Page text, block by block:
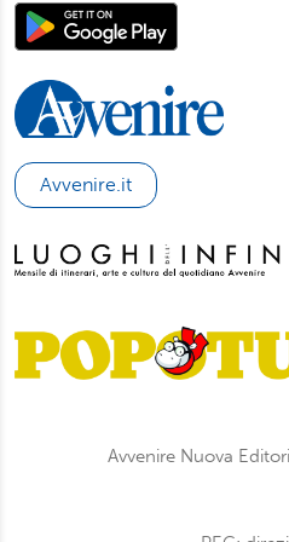
Avvenire.it
Avvenire Nuova